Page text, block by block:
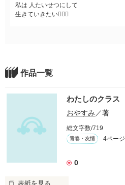
私は 人たいせつにして
生きていきたい
作品一覧
わたしのクラス
おやすみ ／著
総文字数/719
青春・友情 4ページ
0
表紙を見る